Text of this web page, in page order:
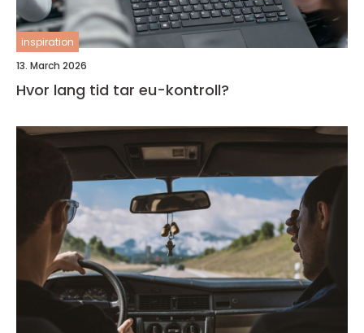
inspiration
13. March 2026
Hvor lang tid tar eu-kontroll?